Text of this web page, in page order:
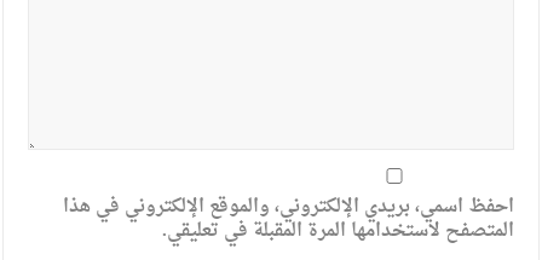
احفظ اسمي، بريدي الإلكتروني، والموقع الإلكتروني في هذا
المتصفح لاستخدامها المرة المقبلة في تعليقي.